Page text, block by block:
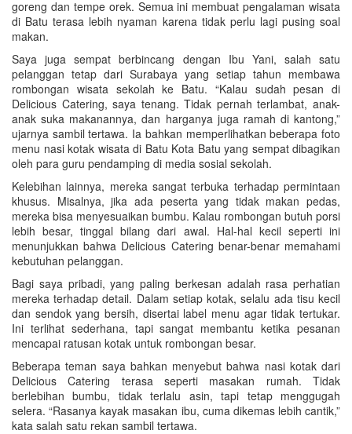
goreng dan tempe orek. Semua ini membuat pengalaman wisata
di Batu terasa lebih nyaman karena tidak perlu lagi pusing soal
makan.
Saya juga sempat berbincang dengan Ibu Yani, salah satu
pelanggan tetap dari Surabaya yang setiap tahun membawa
rombongan wisata sekolah ke Batu. “Kalau sudah pesan di
Delicious Catering, saya tenang. Tidak pernah terlambat, anak-
anak suka makanannya, dan harganya juga ramah di kantong,”
ujarnya sambil tertawa. Ia bahkan memperlihatkan beberapa foto
menu nasi kotak wisata di Batu Kota Batu yang sempat dibagikan
oleh para guru pendamping di media sosial sekolah.
Kelebihan lainnya, mereka sangat terbuka terhadap permintaan
khusus. Misalnya, jika ada peserta yang tidak makan pedas,
mereka bisa menyesuaikan bumbu. Kalau rombongan butuh porsi
lebih besar, tinggal bilang dari awal. Hal-hal kecil seperti ini
menunjukkan bahwa Delicious Catering benar-benar memahami
kebutuhan pelanggan.
Bagi saya pribadi, yang paling berkesan adalah rasa perhatian
mereka terhadap detail. Dalam setiap kotak, selalu ada tisu kecil
dan sendok yang bersih, disertai label menu agar tidak tertukar.
Ini terlihat sederhana, tapi sangat membantu ketika pesanan
mencapai ratusan kotak untuk rombongan besar.
Beberapa teman saya bahkan menyebut bahwa nasi kotak dari
Delicious Catering terasa seperti masakan rumah. Tidak
berlebihan bumbu, tidak terlalu asin, tapi tetap menggugah
selera. “Rasanya kayak masakan ibu, cuma dikemas lebih cantik,”
kata salah satu rekan sambil tertawa.